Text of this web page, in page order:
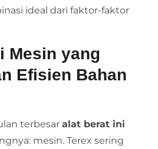
ideal dari faktor-faktor
Mesin yang
Efisien Bahan
terbesar alat berat ini
mesin. Terex sering